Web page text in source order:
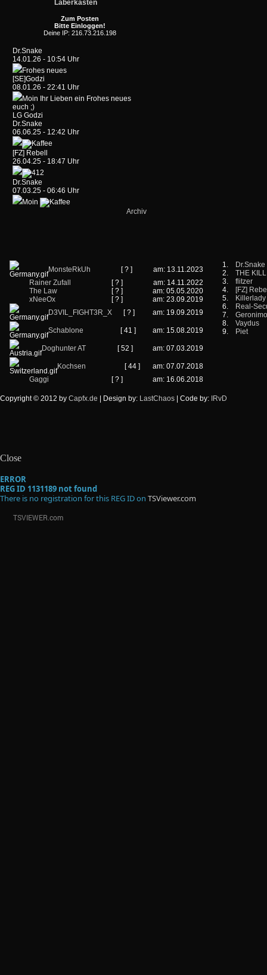
Laberkasten
Zum Posten
Bitte Einloggen!
Deine IP: 216.73.216.198
Dr.Snake
14.01.26 - 10:54 Uhr
Frohes neues
[SE]Godzi
08.01.26 - 22:41 Uhr
Moin Ihr Lieben ein Frohes neues
euch ;)
LG Godzi
Dr.Snake
06.06.25 - 12:42 Uhr
[FZ] Rebell
26.04.25 - 18:47 Uhr
Dr.Snake
07.03.25 - 06:46 Uhr
Moin
Archiv
MonsteRkUh [ ? ]
am: 13.11.2023
Rainer Zufall
[ ? ]
am: 14.11.2022
The Law
[ ? ]
am: 05.05.2020
xNeeOx
[ ? ]
am: 23.09.2019
D3VIL_FIGHT3R_X
[ ? ] am: 19.09.2019
Schablone [ 41 ] am: 15.08.2019
Doghunter AT [ 52 ] am: 07.03.2019
Kochsen [ 44 ]
am: 07.07.2018
Gaggi
[ ? ] am: 16.06.2018
1.
Dr.Snake
2.
THE
3.
flitzer
4.
[FZ]
5.
Killerlady
6.
Real-
7.
Geronimo
8.
Vaydus
9.
Piet
Copyright © 2012 by Capfx.de | Design by: LastChaos | Code by: IRvD
Close
ERROR
REG ID 1131189 not found
There is no registration for this REG ID on TSViewer.com